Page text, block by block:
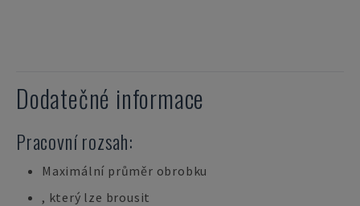
Dodatečné informace
Pracovní rozsah:
Maximální průměr obrobku
, který lze brousit